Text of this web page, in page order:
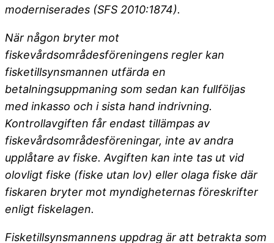
moderniserades (SFS 2010:1874).
När någon bryter mot
fiskevårdsområdesföreningens regler kan
fisketillsynsmannen utfärda en
betalningsuppmaning som sedan kan fullföljas
med inkasso och i sista hand indrivning.
Kontrollavgiften får endast tillämpas av
fiskevårdsområdesföreningar, inte av andra
upplåtare av fiske. Avgiften kan inte tas ut vid
olovligt fiske (fiske utan lov) eller olaga fiske där
fiskaren bryter mot myndigheternas föreskrifter
enligt fiskelagen.
Fisketillsynsmannens uppdrag är att betrakta som